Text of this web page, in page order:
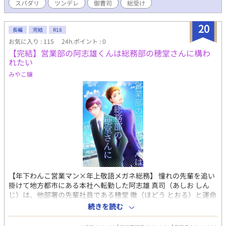
雨宮 誘は、透の婚活を大反対。代わりに俺が結婚してあげると言
ってきて…… 毎日更新🌸ひたすら主人公がモテモテ(無自覚)で、
攻め4人とその他モブのプロポーズを眺めるラブコメです♡ (登場
人物) ◇恋に一途だが恋愛経験はゼロ。泣き虫な営業マン・木原透
◇優しくてイケメンで褒め上手な婚活アドバイザー・鶴矢巡 ◇天
才なのに、透の尻にしかれてる、フリーターの親友・雨宮誘 ◇最
年少で異例の昇進を果たした、透の先輩で上司・墨谷文人 ◇透に
一目惚れして猛アタックをかける大手法律事務所 次期社長・A.S
スパダリ ツンデレ 御曹司 総受け
20
長編 完結 R18
お気に入り : 115 24h.ポイント : 0
【完結】営業部の阿志雄くんは総務部の穂堂さんに構わ
れたい
みやこ嬢
【年下わんこ営業マン×年上敬語メガネ総務】 憧れの先輩を追い
掛けて地方都市にある本社へ転勤した阿志雄 真司（あしお しん
じ）は、他部署の先輩社員である穂堂 徹（ほどう とおる）と運命
的な出会いをした。 本社をこよなく愛する穂堂と仲良くなるた
め、阿志雄は社内トラブルを解決に導き、彼に好かれようと奮闘
する。 事件を解決しながら美味しい料理を味わうグルメミステリ
続きを読む